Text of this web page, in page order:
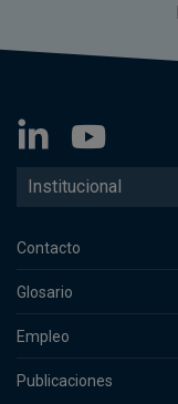
Institucional
Contacto
Glosario
Empleo
Publicaciones